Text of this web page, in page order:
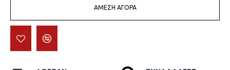
ΆΜΕΣΗ ΑΓΟΡΆ